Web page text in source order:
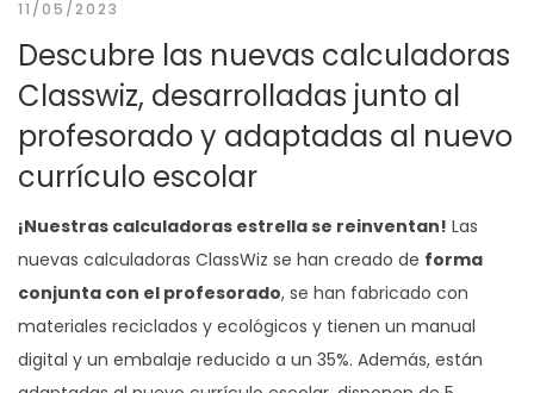
11/05/2023
Descubre las nuevas calculadoras
Classwiz, desarrolladas junto al
profesorado y adaptadas al nuevo
currículo escolar
¡Nuestras calculadoras estrella se reinventan! Las
nuevas calculadoras ClassWiz se han creado de forma
conjunta con el profesorado, se han fabricado con
materiales reciclados y ecológicos y tienen un manual
digital y un embalaje reducido a un 35%. Además, están